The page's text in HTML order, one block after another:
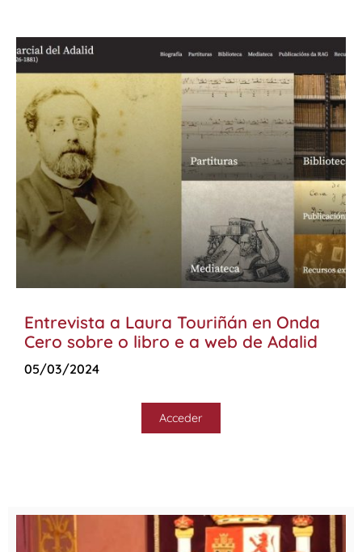
Entrevista a Laura Touriñán en Onda
Cero sobre o libro e a web de Adalid
05/03/2024
Acceder